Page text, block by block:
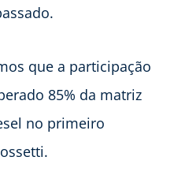
que a participação
85% da matriz
no primeiro